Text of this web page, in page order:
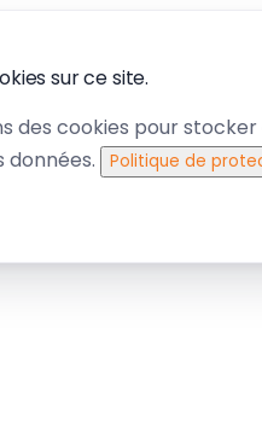
sur ce site.
des cookies pour
données. Politique de